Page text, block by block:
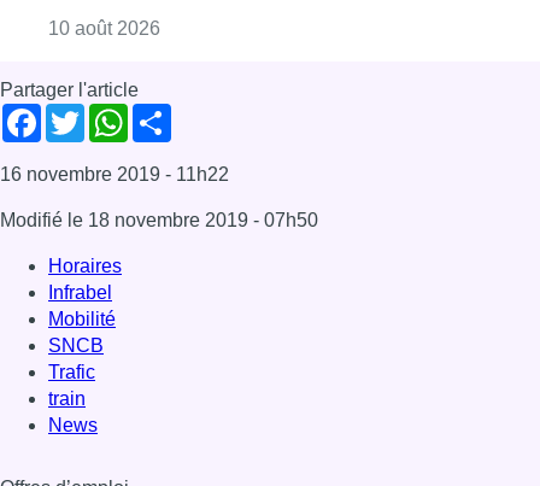
10 août 2026
Partager l'article
Facebook
TwitterWhatsApp
16 novembre 2019 - 11h22
Modifié le 18 novembre 2019 - 07h50
Horaires
Infrabel
Mobilité
SNCB
Trafic
train
News